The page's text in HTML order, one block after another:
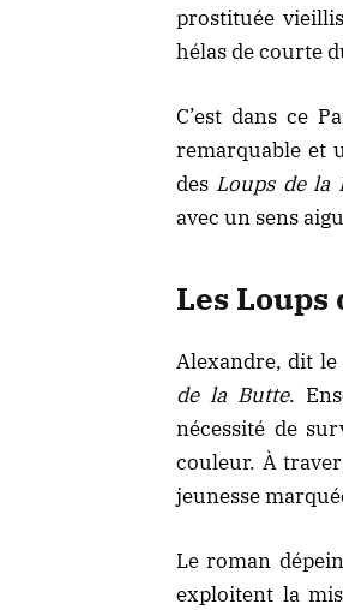
prostituée
hélas de courte
C’est dans ce
remarquable et
des Loups de la
avec un sens
Les
Alexandre, dit le
de la Butte.
nécessité de
couleur. À
jeunesse
Le roman
exploitent la